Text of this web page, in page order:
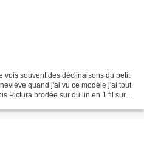
vois souvent des déclinaisons du petit
quand j'ai vu ce modèle j'ai tout
Pictura brodée sur du lin en 1 fil sur 1